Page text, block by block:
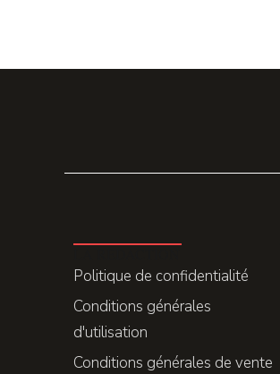
Politique de confidentialité
Conditions générales
d'utilisation
Conditions générales de vente